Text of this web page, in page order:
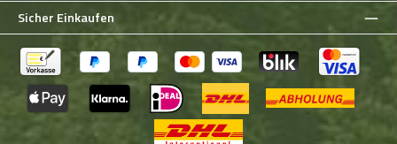
Sicher Einkaufen